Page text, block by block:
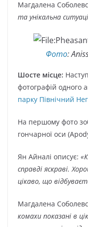
Магдалена
та унікальна
Фото:
Шосте місце:
фотографій одного
парку Північний
На першому фото
гончарної оси
Ян Айналі описує:
справді яскраві.
цікаво, що
Магдалена
комахи показані в